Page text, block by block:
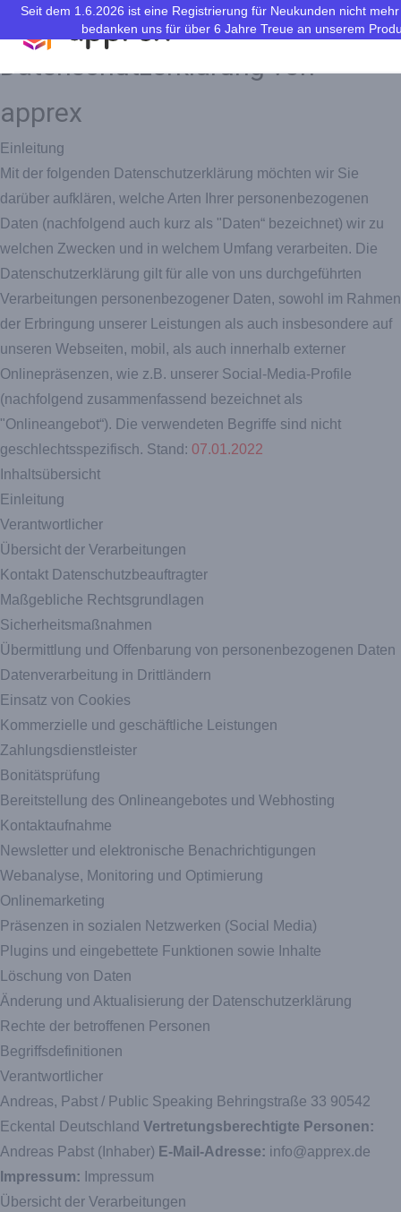
Seit dem 1.6.2026 ist eine Registrierung für Neukunden nicht
bedanken uns für über 6 Jahre Treue an unserem
Datenschutzerklärung von
apprex
Einleitung
Mit der folgenden Datenschutzerklärung möchten wir Sie
darüber aufklären, welche Arten Ihrer personenbezogenen
Daten (nachfolgend auch kurz als "Daten“ bezeichnet) wir zu
welchen Zwecken und in welchem Umfang verarbeiten. Die
Datenschutzerklärung gilt für alle von uns durchgeführten
Verarbeitungen personenbezogener Daten, sowohl im Rahmen
der Erbringung unserer Leistungen als auch insbesondere auf
unseren Webseiten, mobil, als auch innerhalb externer
Onlinepräsenzen, wie z.B. unserer Social-Media-Profile
(nachfolgend zusammenfassend bezeichnet als
"Onlineangebot“). Die verwendeten Begriffe sind nicht
geschlechtsspezifisch. Stand: 07.01.2022
Inhaltsübersicht
Einleitung
Verantwortlicher
Übersicht der Verarbeitungen
Kontakt Datenschutzbeauftragter
Maßgebliche Rechtsgrundlagen
Sicherheitsmaßnahmen
Übermittlung und Offenbarung von personenbezogenen Daten
Datenverarbeitung in Drittländern
Einsatz von Cookies
Kommerzielle und geschäftliche Leistungen
Zahlungsdienstleister
Bonitätsprüfung
Bereitstellung des Onlineangebotes und Webhosting
Kontaktaufnahme
Newsletter und elektronische Benachrichtigungen
Webanalyse, Monitoring und Optimierung
Onlinemarketing
Präsenzen in sozialen Netzwerken (Social Media)
Plugins und eingebettete Funktionen sowie Inhalte
Löschung von Daten
Änderung und Aktualisierung der Datenschutzerklärung
Rechte der betroffenen Personen
Begriffsdefinitionen
Verantwortlicher
Andreas, Pabst / Public Speaking Behringstraße 33 90542
Eckental Deutschland Vertretungsberechtigte Personen:
Andreas Pabst (Inhaber) E-Mail-Adresse: info@apprex.de
Impressum: Impressum
Übersicht der Verarbeitungen